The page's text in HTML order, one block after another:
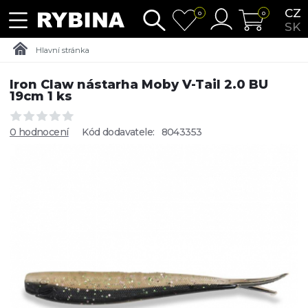
CZ
SK
0 0
Hlavní stránka
Iron Claw nástarha Moby V-Tail 2.0 BU
19cm 1 ks
0 hodnocení Kód dodavatele: 8043353